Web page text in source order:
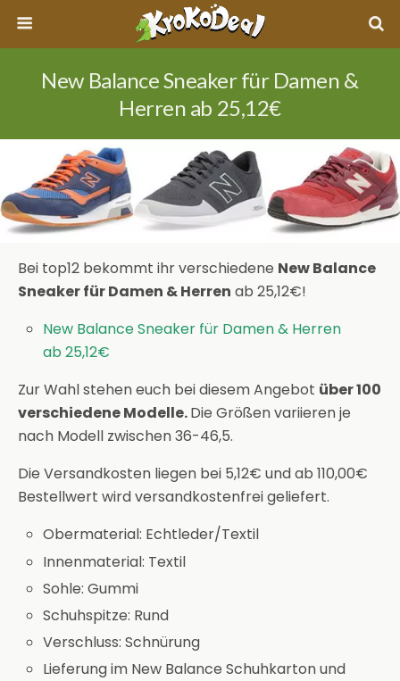
New Balance Sneaker für Damen &
Herren ab 25,12€
Bei top12 bekommt ihr verschiedene New Balance
Sneaker für Damen & Herren ab 25,12€!
New Balance Sneaker für Damen & Herren
ab 25,12€
Zur Wahl stehen euch bei diesem Angebot über 100
verschiedene Modelle.Die Größen variieren je
nach Modell zwischen 36-46,5.
Die Versandkosten liegen bei 5,12€ und ab 110,00€
Bestellwert wird versandkostenfrei geliefert.
Obermaterial: Echtleder/Textil
Innenmaterial: Textil
Sohle: Gummi
Schuhspitze: Rund
Verschluss: Schnürung
Lieferung im New Balance Schuhkarton und